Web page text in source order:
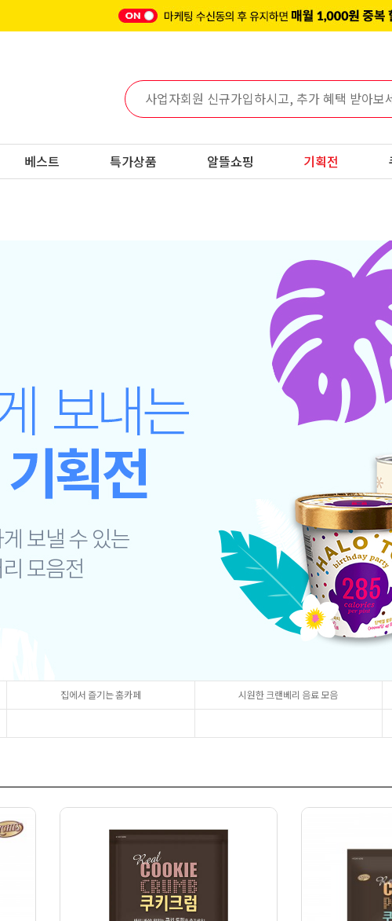
베스트 특가상품 알뜰쇼핑 기획전
집에서 즐기는 홈카페 시원한 크랜베리 음료 모음